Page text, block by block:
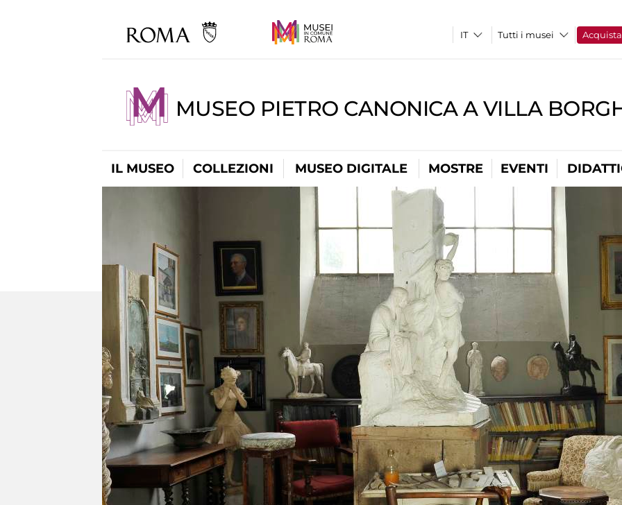
Tutti i musei Acquista
MUSEO PIETRO CANONICA A VILLA
IL MUSEO COLLEZIONI MUSEO DIGITALE MOSTRE EVENTI